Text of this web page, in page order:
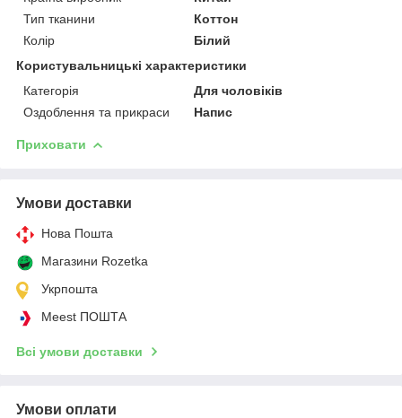
Тип тканини
Коттон
Колір
Білий
Користувальницькі характеристики
Категорія
Для чоловіків
Оздоблення та прикраси
Напис
Приховати
Умови доставки
Нова Пошта
Магазини Rozetka
Укрпошта
Meest ПОШТА
Всі умови доставки
Умови оплати